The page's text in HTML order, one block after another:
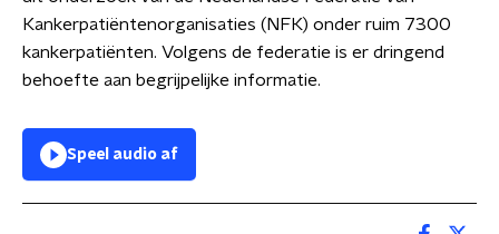
Kankerpatiëntenorganisaties (NFK) onder ruim 7300
kankerpatiënten. Volgens de federatie is er dringend
behoefte aan begrijpelijke informatie.
Speel audio af